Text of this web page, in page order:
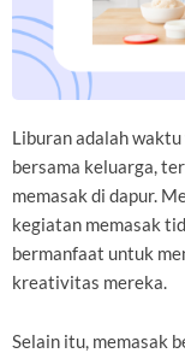
Liburan adalah
bersama keluarga,
memasak di dapur.
kegiatan memasak
bermanfaat untuk
kreativitas mereka.
Selain itu, memasak